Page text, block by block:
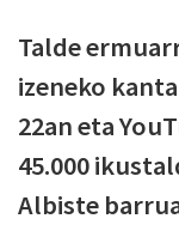
Talde
izeneko
22an eta
45.000
Albiste